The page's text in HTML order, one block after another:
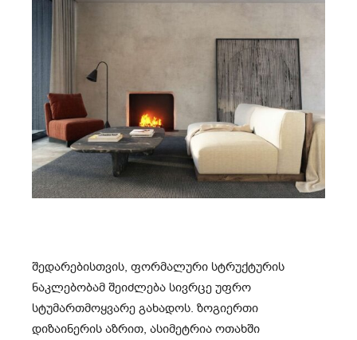
შედარებისთვის, ფორმალური სტრუქტურის
ნაკლებობამ შეიძლება სივრცე უფრო
სტუმართმოყვარე გახადოს. ზოგიერთი
დიზაინერის აზრით, ასიმეტრია ოთახში